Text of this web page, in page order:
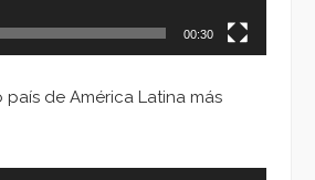
00:30
país de América Latina más